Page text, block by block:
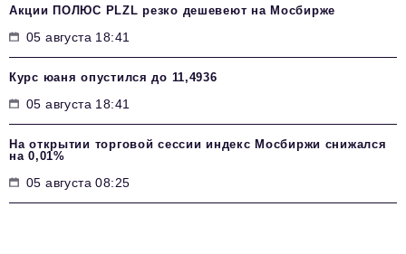
Акции ПОЛЮС PLZL резко дешевеют на Мосбирже
05 августа 18:41
Курс юаня опустился до 11,4936
05 августа 18:41
На открытии торговой сессии индекс Мосбиржи снижался
на 0,01%
05 августа 08:25